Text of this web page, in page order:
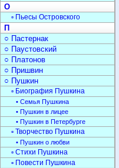
О
▫ Пьесы Островского
П
○ Пастернак
○ Паустовский
○ Платонов
○ Пришвин
○ Пушкин
▫ Биография Пушкина
• Семья Пушкина
• Пушкин в лицее
• Пушкин в Петербурге
▫ Творчество Пушкина
• Пушкин о любви
▫ Стихи Пушкина
▫ Повести Пушкина